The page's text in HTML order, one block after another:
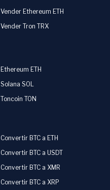
Vender Ethereum ETH
Vender Tron TRX
Ethereum ETH
Solana SOL
Toncoin TON
Convertir BTC a ETH
Convertir BTC a USDT
Convertir BTC a XMR
Convertir BTC a XRP